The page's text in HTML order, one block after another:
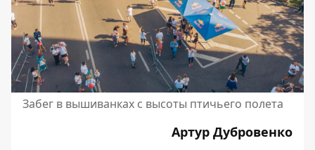
Забег в вышиванках с высоты птичьего полета
Артур Дубровенко